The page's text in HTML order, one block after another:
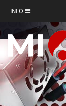
INFO